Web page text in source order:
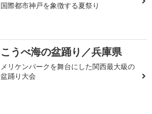
国際都市神戸を象徴する夏祭り
こうべ海の盆踊り／兵庫県
メリケンパークを舞台にした関西最大級の
盆踊り大会